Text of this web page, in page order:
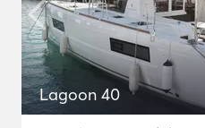
Lagoon 40